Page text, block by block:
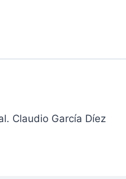
Claudio García Díez